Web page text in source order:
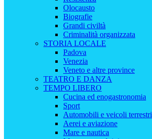
Olocausto
Biografie
Grandi civiltà
Criminalità organizzata
STORIA LOCALE
Padova
Venezia
Veneto e altre province
TEATRO E DANZA
TEMPO LIBERO
Cucina ed enogastronomia
Sport
Automobili e veicoli terrestri
Aerei e aviazione
Mare e nautica